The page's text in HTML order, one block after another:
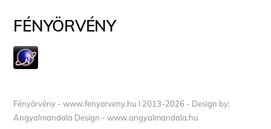
FÉNYÖRVÉNY
Fényörvény - www.fenyorveny.hu I 2013-2026 - Design by:
Angyalmandala Design - www.angyalmandala.hu